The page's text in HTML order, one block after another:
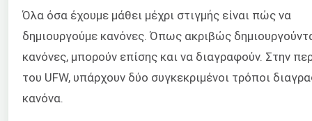
Όλα όσα έχουμε μάθει μέχρι στιγμής είναι πώς να
δημιουργούμε κανόνες. Όπως ακριβώς
κανόνες, μπορούν επίσης και να διαγραφούν. Στην
του UFW, υπάρχουν δύο συγκεκριμένοι τρόποι
κανόνα.